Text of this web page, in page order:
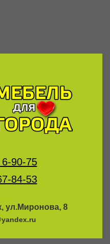
90-75
84-53
ул.Миронова, 8